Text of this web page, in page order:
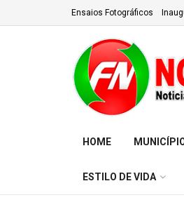
Ensaios Fotográficos
HOME
ESTILO DE VIDA